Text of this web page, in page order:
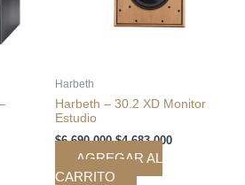
Harbeth
Harbeth – 30.2 XD Monitor
Estudio
$6.690.000 $4.683.000
AGREGAR AL
CARRITO